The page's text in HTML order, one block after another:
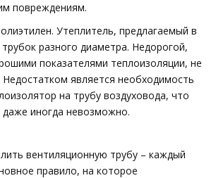
повреждениям.
Утеплитель, предлагаемый в
разного диаметра. Недорогой,
показателями теплоизоляции, не
Недостатком является необходимость
на трубу воздуховода, что
иногда невозможно.
вентиляционную трубу – каждый
правило, на которое